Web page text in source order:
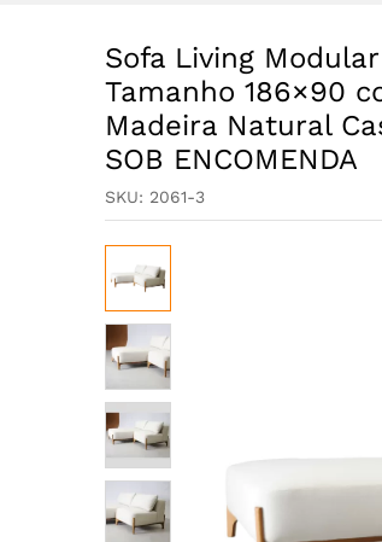
Sofa Living
Tamanho 186×90
Madeira Natural
SOB ENCOMENDA
SKU: 2061-3